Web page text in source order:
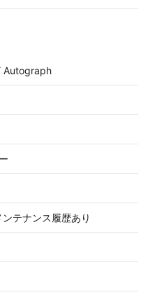
Autograph
テナンス履歴あり